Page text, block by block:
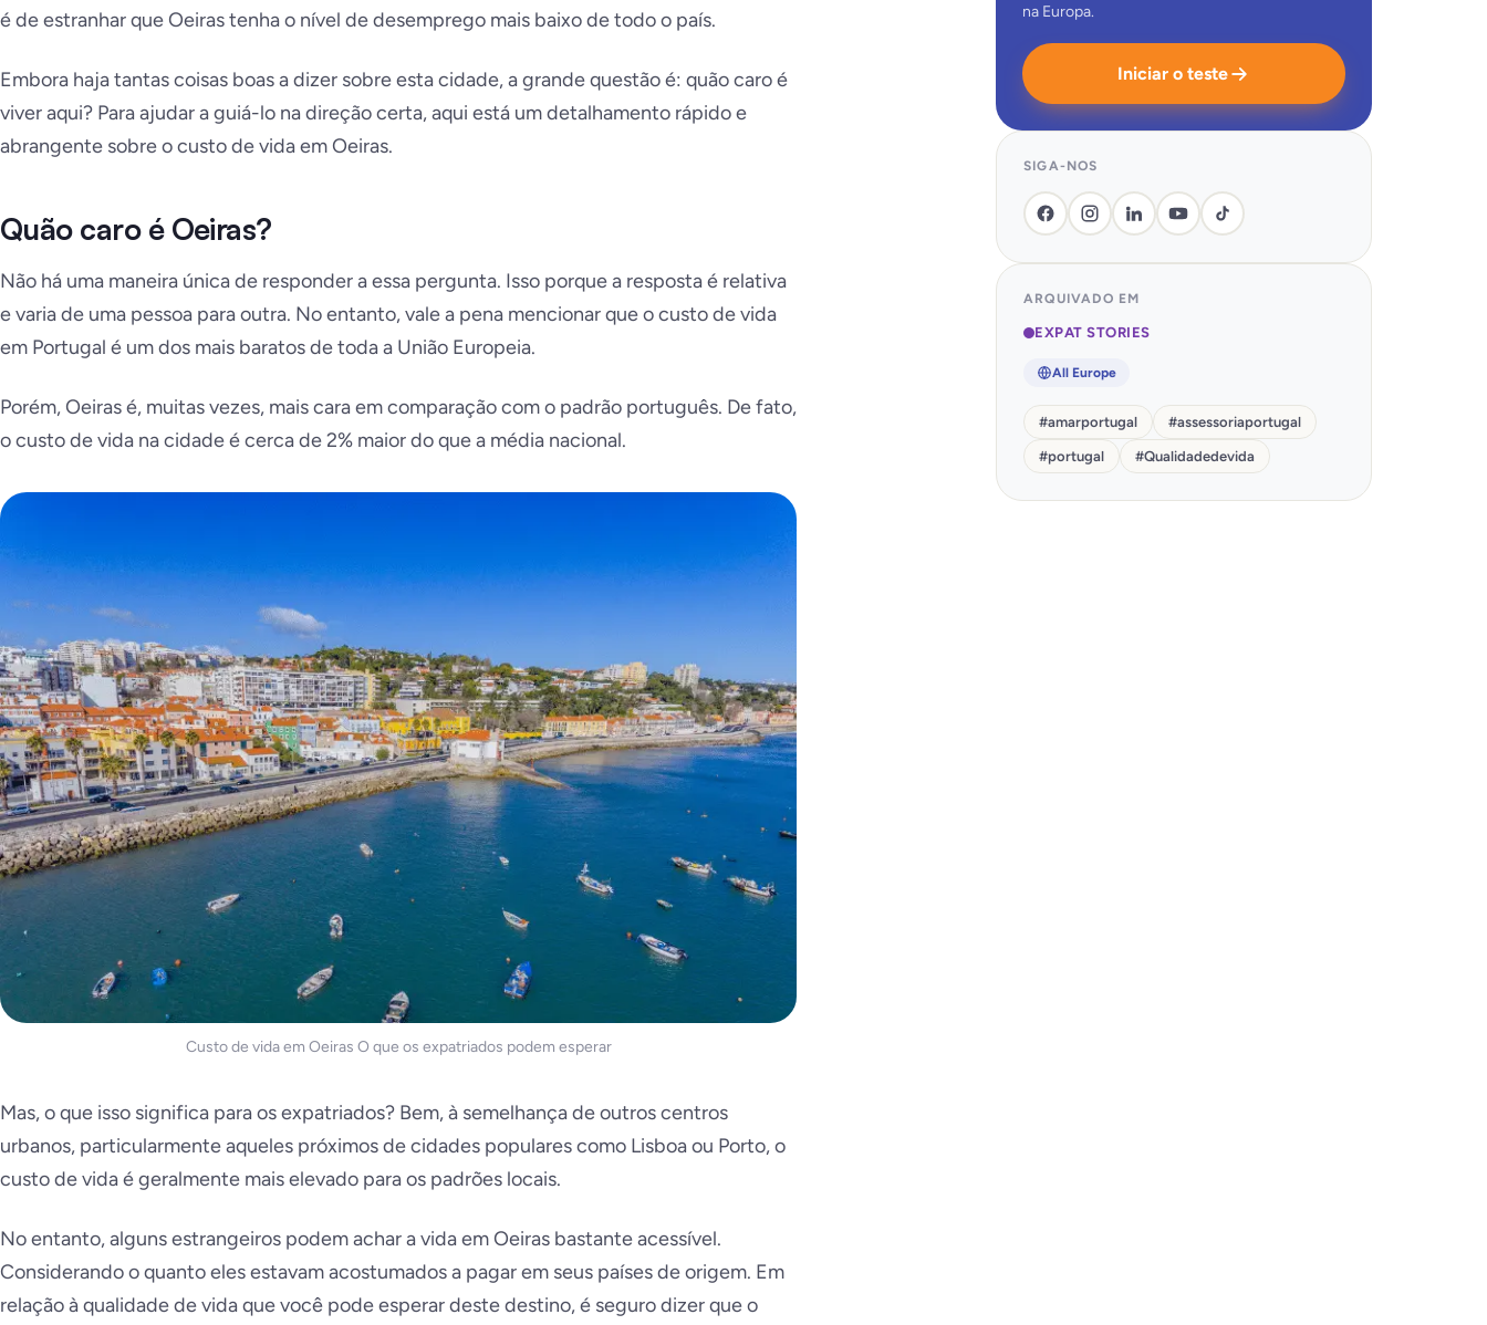
é de estranhar que Oeiras tenha o nível de desemprego mais baixo de todo o país.
Embora haja tantas coisas boas a dizer sobre esta cidade, a grande questão é: quão caro é
viver aqui? Para ajudar a guiá-lo na direção certa, aqui está um detalhamento rápido e
abrangente sobre o custo de vida em Oeiras.
Quão caro é Oeiras?
Não há uma maneira única de responder a essa pergunta. Isso porque a resposta é relativa
e varia de uma pessoa para outra. No entanto, vale a pena mencionar que o custo de vida
em Portugal é um dos mais baratos de toda a União Europeia.
Porém, Oeiras é, muitas vezes, mais cara em comparação com o padrão português. De fato,
o custo de vida na cidade é cerca de 2% maior do que a média nacional.
Custo de vida em Oeiras O que os expatriados podem esperar
Mas, o que isso significa para os expatriados? Bem, à semelhança de outros centros
urbanos, particularmente aqueles próximos de cidades populares como Lisboa ou Porto, o
custo de vida é geralmente mais elevado para os padrões locais.
No entanto, alguns estrangeiros podem achar a vida em Oeiras bastante acessível.
Considerando o quanto eles estavam acostumados a pagar em seus países de origem. Em
relação à qualidade de vida que você pode esperar deste destino, é seguro dizer que o
na Europa.
Iniciar o teste
SIGA-NOS
ARQUIVADO EM
EXPAT STORIES
All Europe
#amarportugal #assessoriaportugal
#portugal #Qualidadedevida